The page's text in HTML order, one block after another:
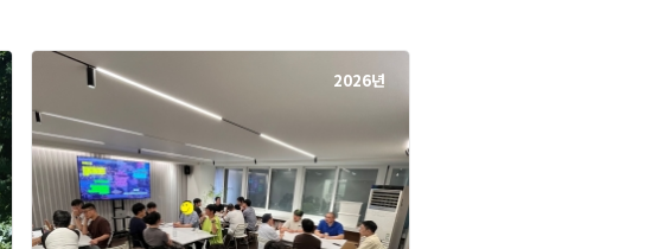
2026년